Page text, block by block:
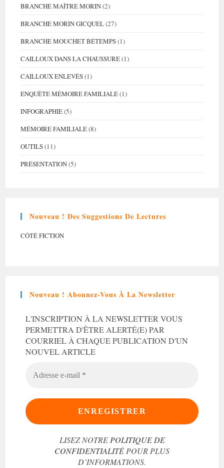
BRANCHE MAÎTRE MORIN(2)
BRANCHE MORIN GICQUEL(27)
BRANCHE MOUCHET BÉTEMPS(1)
CAILLOUX DANS LA CHAUSSURE(1)
CAILLOUX ENLEVÉS(1)
ENQUÊTE MÉMOIRE FAMILIALE(1)
INFOGRAPHIE(5)
MÉMOIRE FAMILIALE(8)
OUTILS(11)
PRÉSENTATION(5)
Nouveau ! Des Suggestions De Lectures
CÔTÉ FICTION
Nouveau ! Abonnez-Vous À La Newsletter
L'INSCRIPTION À LA NEWSLETTER VOUS
PERMETTRA D'ÊTRE ALERTÉ(E) PAR
COURRIEL À CHAQUE PUBLICATION D'UN
NOUVEL ARTICLE
LISEZ NOTRE POLITIQUE DE
CONFIDENTIALITÉ POUR PLUS
D’INFORMATIONS.